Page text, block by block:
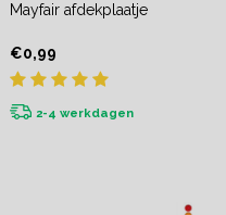
Mayfair afdekplaatje
€0,99
2-4 werkdagen